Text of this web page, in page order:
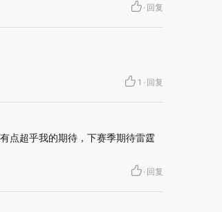
· 回复
1 · 回复
点超乎我的期待，下赛季期待雷霆
· 回复